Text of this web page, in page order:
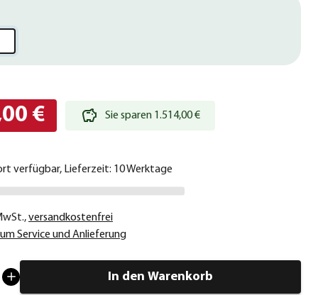
€ Sie sparen 1.514,00 €
verfügbar, Lieferzeit: 10 Werktage
,versandkostenfrei
Service und Anlieferung
In den Warenkorb